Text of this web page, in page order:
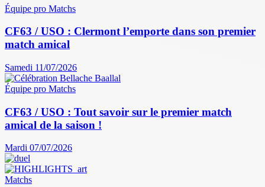
Équipe pro Matchs
CF63 / USO : Clermont l’emporte dans son premier
match amical
Samedi 11/07/2026
Équipe pro Matchs
CF63 / USO : Tout savoir sur le premier match
amical de la saison !
Mardi 07/07/2026
Matchs